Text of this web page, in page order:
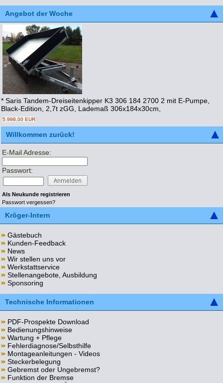
Angebot der Woche
* Saris Tandem-Dreiseitenkipper K3 306 184 2700 2 mit E-Pumpe,
Black-Edition, 2,7t zGG, Lademaß 306x184x30cm,
5.998,00 EUR
Willkommen zurück!
E-Mail Adresse:
Passwort:
Als Neukunde registrieren
Passwort vergessen?
Kröger-Intern
Gästebuch
Kunden-Feedback
News
Wir stellen uns vor
Werkstattservice
Stellenangebote, Ausbildung
Sponsoring
Technische Informationen
PDF-Prospekte Download
Bedienungshinweise
Wartung + Pflege
Fehlerdiagnose/Selbsthilfe
Montageanleitungen - Videos
Steckerbelegung
Gebremst oder Ungebremst?
Funktion der Bremse